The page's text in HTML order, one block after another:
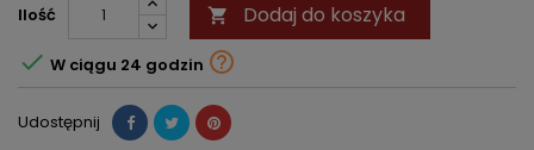
Ilość  Dodaj do koszyka
 W ciągu 24 godzin 
Udostępnij